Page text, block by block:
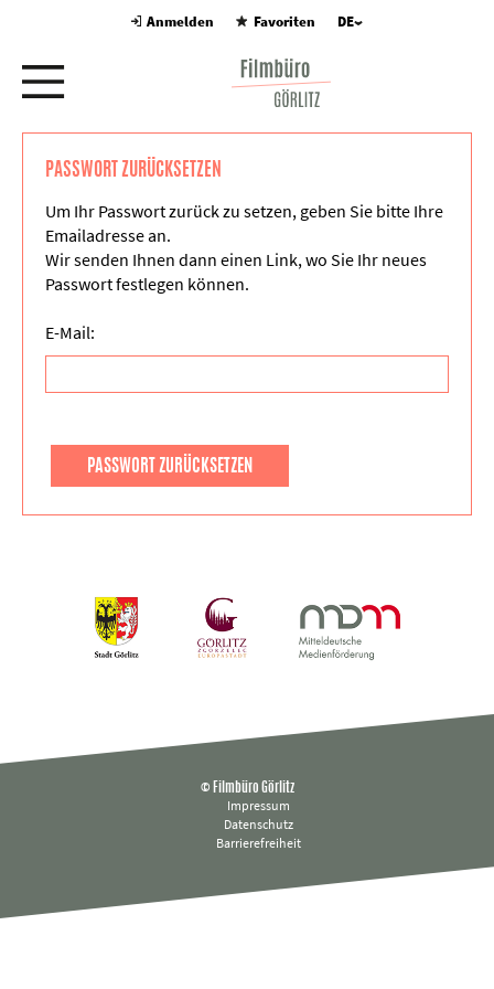
Anmelden Favoriten DE
PASSWORT ZURÜCKSETZEN
Um Ihr Passwort zurück zu setzen, geben Sie bitte Ihre
Emailadresse an.
Wir senden Ihnen dann einen Link, wo Sie Ihr neues
Passwort festlegen können.
E-Mail:
PASSWORT ZURÜCKSETZEN
© Filmbüro Görlitz
Impressum
Datenschutz
Barrierefreiheit